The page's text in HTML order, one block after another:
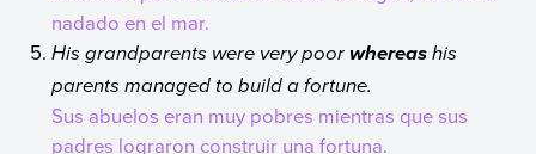
nadado en el mar.
His grandparents were very poor whereas his
parents managed to build a fortune.
Sus abuelos eran muy pobres mientras que sus
padres lograron construir una fortuna.